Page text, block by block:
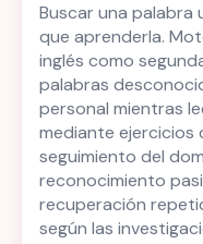
Buscar una palabra
que aprenderla.
inglés como
palabras
personal mientras
mediante ejercicios
seguimiento del
reconocimiento
recuperación
según las